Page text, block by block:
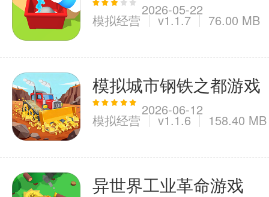
2026-05-22
模拟经营 v1.1.7 76.00 MB
模拟城市钢铁之都游戏
2026-06-12
模拟经营 v1.1.6 158.40 MB
异世界工业革命游戏